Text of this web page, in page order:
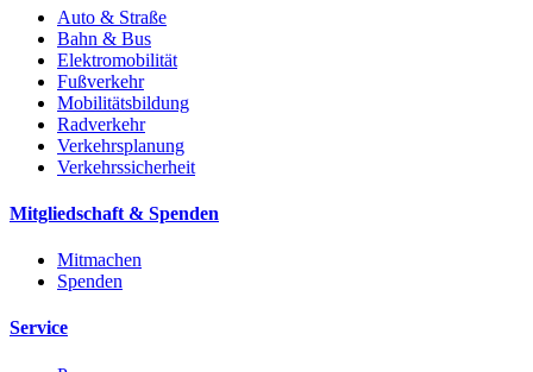
Auto & Straße
Bahn & Bus
Elektromobilität
Fußverkehr
Mobilitätsbildung
Radverkehr
Verkehrsplanung
Verkehrssicherheit
Mitgliedschaft & Spenden
Mitmachen
Spenden
Service